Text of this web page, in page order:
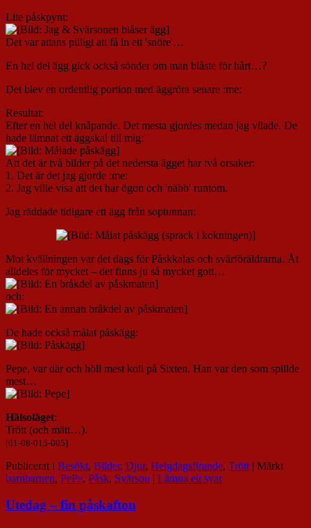
Lite påskpynt:
Det var attans pilligt att få in ett 'snöre'…
En hel del ägg gick också sönder om man blåste för hårt…?
Det blev en ordentlig portion med äggröra senare :me:
Resultat:
Efter en hel del knåpande. Det mesta gjordes medan jag vilade. De
hade lämnat ett äggskal till mig:
Att det är två bilder på det nedersta ägget har två orsaker:
1. Det är det jag gjorde :me:
2. Jag ville visa att det har ögon och 'näbb' runtom.
Jag räddade tidigare ett ägg från soptunnan:
Mot kvällningen var det dags för Påskkalas och svärföräldrarna. Åt
alldeles för mycket – det finns ju så mycket gott…
och:
De hade också målat påskägg:
Pepe, var där och höll mest koll på Sixten. Han var den som spillde
mest…
Hälsoläget:
Trött (och mätt…).
[01-08-015-005]
Publicerat i Besökt, Bilder, Djur, Helgdagsfirande, Trött | Märkt
barnbarnen, PePe, Påsk, Svärson | Lämna ett svar
Utedag – fin påskafton